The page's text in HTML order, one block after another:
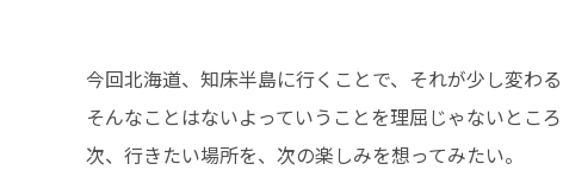
今回北海道、知床半島に行くことで、それが少し変わる
そんなことはないよっていうことを理屈じゃないところ
次、行きたい場所を、次の楽しみを想ってみたい。